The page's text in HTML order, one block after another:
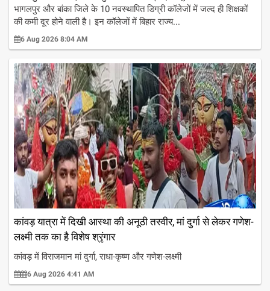
भागलपुर और बांका जिले के 10 नवस्थापित डिग्री कॉलेजों में जल्द ही शिक्षकों
की कमी दूर होने वाली है। इन कॉलेजों में बिहार राज्य...
6 Aug 2026 8:04 AM
कांवड़ यात्रा में दिखी आस्था की अनूठी तस्वीर, मां दुर्गा से लेकर गणेश-
लक्ष्मी तक का है विशेष श्रृंगार
कांवड़ में विराजमान मां दुर्गा, राधा-कृष्ण और गणेश-लक्ष्मी
6 Aug 2026 4:41 AM